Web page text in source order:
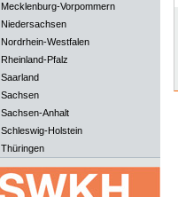
Mecklenburg-Vorpommern
Niedersachsen
Nordrhein-Westfalen
Rheinland-Pfalz
Saarland
Sachsen
Sachsen-Anhalt
Schleswig-Holstein
Thüringen